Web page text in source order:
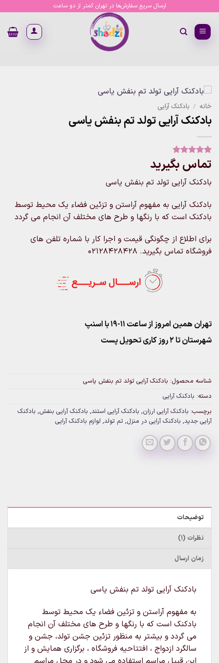
content
ارسال سریع سفارش‌ها در تهران کمتر از دو ساعت
خانه / بادکنک آرایی
بادکنک آرایی تولد تم بنفش یاسی
امتیاز
از
5 امتیاز
1
تماس بگیرید
بادکنک آرایی تولد تم بنفش یاسی
بادکنک آرایی به مفهوم آراستن و تزئین فضاء یک محیط توسط
بادکنک است که با رنگها و طرح های مختلف آن انجام می گردد
برای اطلاع از چگونگی قیمت و اجرا کار با شماره تلفن های
فروشگاه تماس بگیرید. 02128428428
تهران همین امروز از ساعت ۱۱-۱۹ با اسنپ
شهرستان تا 2 روز کاری تحویل پست
شناسه محصول: بادکنک آرایی تولد تم بنفش یاسی
دسته: بادکنک آرایی
برچسب: بادکنک آرایی ارزان, بادکنک آرایی استند, بادکنک آرایی بنفش, بادکنک
آرایی جدید, بادکنک آرایی در منزل, تم تولد, لوازم بادکنک آرایی
توضیحات
نظرات (1)
زمان ارسال
بادکنک آرایی تولد تم بنفش یاسی
به مفهوم آراستن و تزئین فضاء یک محیط توسط
بادکنک است که با رنگها و طرح های مختلف آن انجام
می گردد و بیشتر به منظور تزئین جشن تولد، جشن و
سالگرد ازدواج ، افتتاحیه فروشگاه ، برگزاری همایش و از